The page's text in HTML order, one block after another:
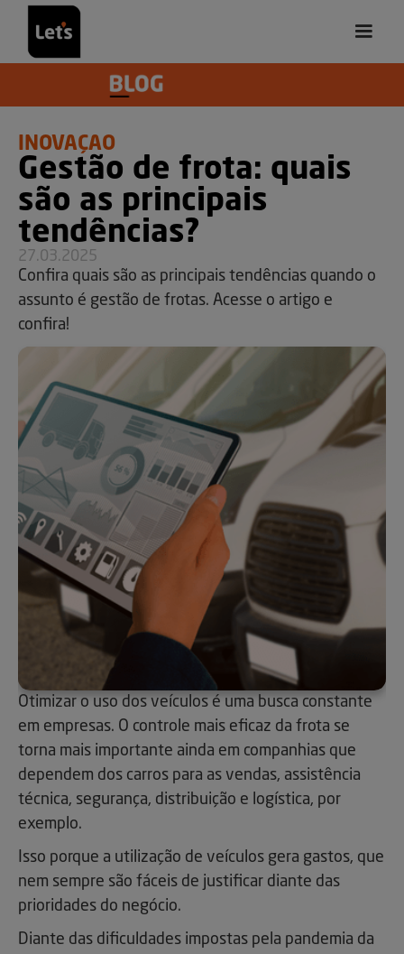
INOVAÇÃO
Gestão de frota: quais
são as principais
tendências?
27.03.2025
Confira quais são as principais tendências quando o
assunto é gestão de frotas. Acesse o artigo e
confira!
Otimizar o uso dos veículos é uma busca constante
em empresas. O controle mais eficaz da frota se
torna mais importante ainda em companhias que
dependem dos carros para as vendas, assistência
técnica, segurança, distribuição e logística, por
exemplo.
Isso porque a utilização de veículos gera gastos, que
nem sempre são fáceis de justificar diante das
prioridades do negócio.
Diante das dificuldades impostas pela pandemia da